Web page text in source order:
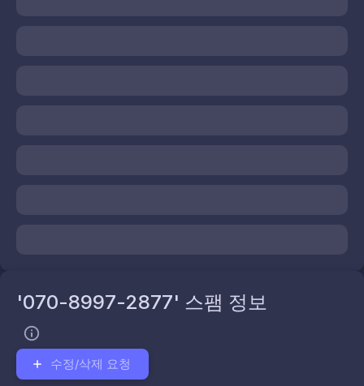
'070-8997-2877' 스팸 정보
수정/삭제 요청